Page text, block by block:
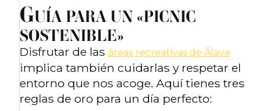
GUÍA PARA UN «PICNIC
SOSTENIBLE»
Disfrutar de las áreas recreativas de Álava
implica también cuidarlas y respetar el
entorno que nos acoge. Aquí tienes tres
reglas de oro para un día perfecto: